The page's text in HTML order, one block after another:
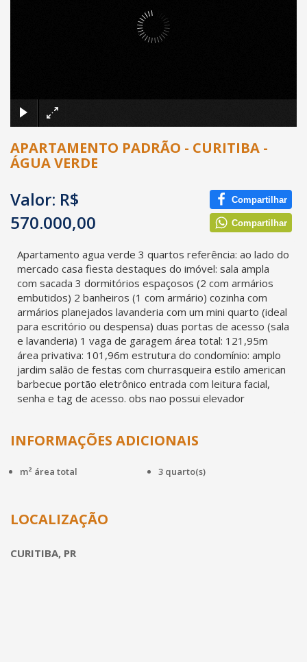
APARTAMENTO PADRÃO - CURITIBA -
ÁGUA VERDE
Valor: R$
570.000,00
Compartilhar
Compartilhar
Apartamento agua verde 3 quartos referência: ao lado do
mercado casa fiesta destaques do imóvel: sala ampla
com sacada 3 dormitórios espaçosos (2 com armários
embutidos) 2 banheiros (1 com armário) cozinha com
armários planejados lavanderia com um mini quarto (ideal
para escritório ou despensa) duas portas de acesso (sala
e lavanderia) 1 vaga de garagem área total: 121,95m
área privativa: 101,96m estrutura do condomínio: amplo
jardim salão de festas com churrasqueira estilo american
barbecue portão eletrônico entrada com leitura facial,
senha e tag de acesso. obs nao possui elevador
INFORMAÇÕES ADICIONAIS
m² área total 3 quarto(s)
LOCALIZAÇÃO
CURITIBA, PR